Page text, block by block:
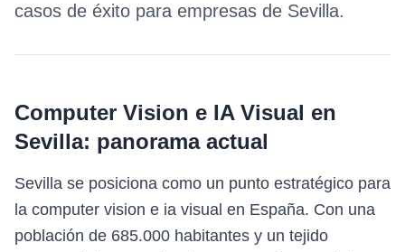
casos de éxito para empresas de Sevilla.
Computer Vision e IA Visual en
Sevilla: panorama actual
Sevilla se posiciona como un punto estratégico para
la computer vision e ia visual en España. Con una
población de 685.000 habitantes y un tejido